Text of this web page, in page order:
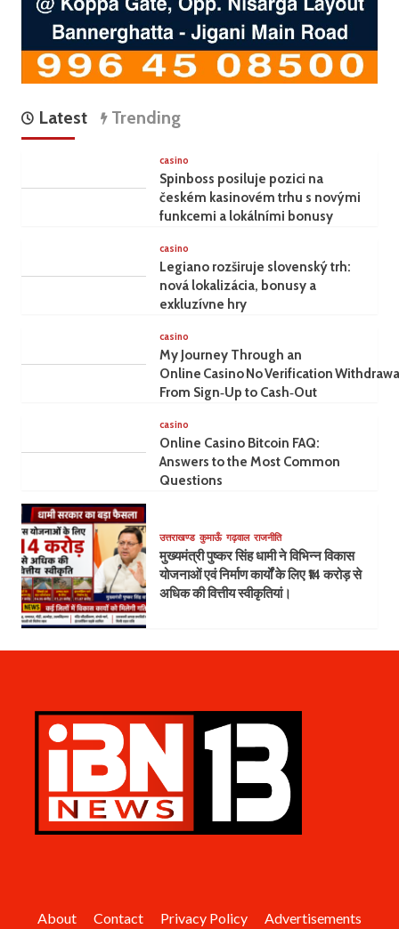
Latest Trending
casino
Spinboss posiluje pozici na
českém kasinovém trhu s novými
funkcemi a lokálními bonusy
casino
Legiano rozširuje slovenský trh:
nová lokalizácia, bonusy a
exkluzívne hry
casino
My Journey Through an
Online Casino No Verification
From Sign‑Up to Cash‑Out
casino
Online Casino Bitcoin FAQ:
Answers to the Most Common
Questions
उत्तराखण्ड कुमाऊँ गढ़वाल राजनीति
मुख्यमंत्री पुष्कर सिंह धामी ने विभिन्न विकास
योजनाओं एवं निर्माण कार्यों के लिए ₹14 करोड़ से
अधिक की वित्तीय स्वीकृतियां।
About Contact Privacy Policy Advertisements